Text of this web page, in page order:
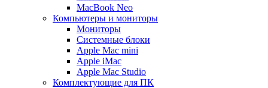
MacBook Neo
Компьютеры и мониторы
Мониторы
Системные блоки
Apple Mac mini
Apple iMac
Apple Mac Studio
Комплектующие для ПК